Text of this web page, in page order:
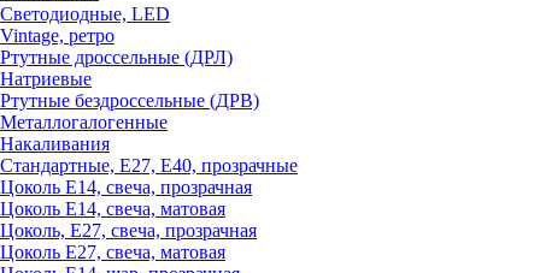
Светодиодные, LED
Vintage, ретро
Ртутные дроссельные (ДРЛ)
Натриевые
Ртутные бездроссельные (ДРВ)
Металлогалогенные
Накаливания
Стандартные, Е27, Е40, прозрачные
Цоколь Е14, свеча, прозрачная
Цоколь Е14, свеча, матовая
Цоколь, Е27, свеча, прозрачная
Цоколь Е27, свеча, матовая